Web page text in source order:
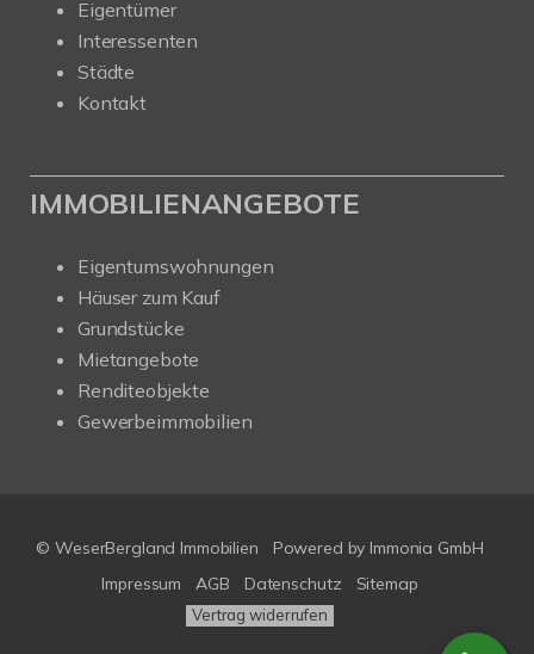
Eigentümer
Interessenten
Städte
Kontakt
IMMOBILIENANGEBOTE
Eigentumswohnungen
Häuser zum Kauf
Grundstücke
Mietangebote
Renditeobjekte
Gewerbeimmobilien
© WeserBergland Immobilien Powered by Immonia GmbH
Impressum
AGB Datenschutz Sitemap
Vertrag widerrufen